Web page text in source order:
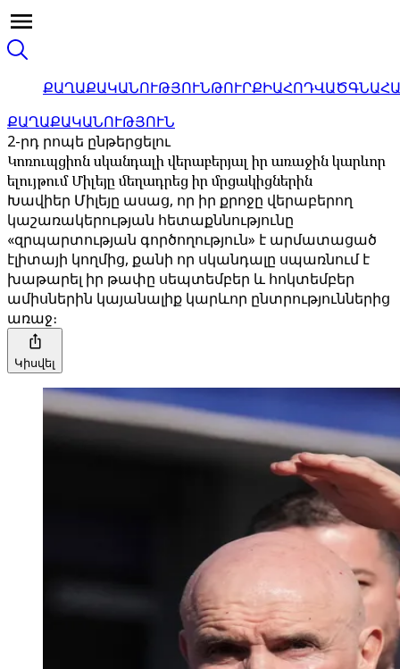
ՔԱՂԱՔԱԿԱՆՈՒԹՅՈՒՆԹՈՒՐՔԻԱՀՈԴՎԱԾ
ՔԱՂԱՔԱԿԱՆՈՒԹՅՈՒՆ
2-րդ րոպե ընթերցելու
Կոռուպցիոն սկանդալի վերաբերյալ իր առաջին կարևոր
ելույթում Միլեյը մեղադրեց իր մրցակիցներին
Խավիեր Միլեյը ասաց, որ իր քրոջը վերաբերող
կաշառակերության հետաքննությունը
«զրպարտության գործողություն» է արմատացած
էլիտայի կողմից, քանի որ սկանդալը սպառնում է
խաթարել իր թափը սեպտեմբեր և հոկտեմբեր
ամիսներին կայանալիք կարևոր ընտրություններից
առաջ։
Կիսվել